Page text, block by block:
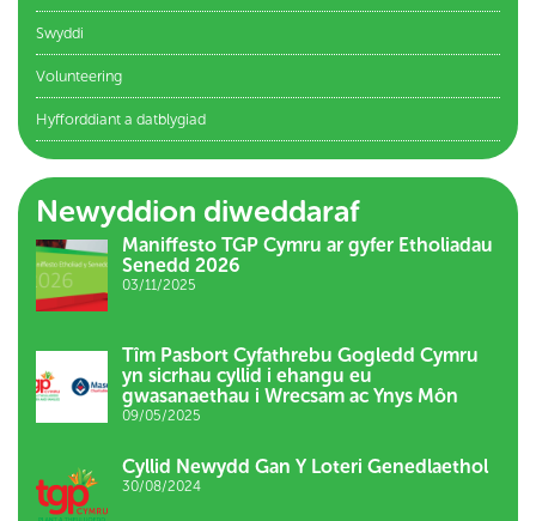
Swyddi
Volunteering
Hyfforddiant a datblygiad
Newyddion diweddaraf
Maniffesto TGP Cymru ar gyfer Etholiadau
Senedd 2026
03/11/2025
Tîm Pasbort Cyfathrebu Gogledd Cymru
yn sicrhau cyllid i ehangu eu
gwasanaethau i Wrecsam ac Ynys Môn
09/05/2025
Cyllid Newydd Gan Y Loteri Genedlaethol
30/08/2024